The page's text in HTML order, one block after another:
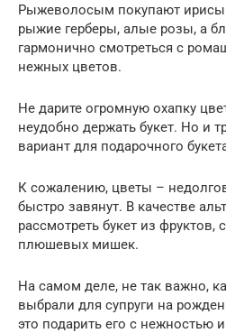
Рыжеволосым покупают
рыжие герберы, алые розы, а
гармонично смотреться с
нежных цветов.
Не дарите огромную охапку
неудобно держать букет. Но и
вариант для подарочного
К сожалению, цветы –
быстро завянут. В качестве
рассмотреть букет из фруктов,
плюшевых мишек.
На самом деле, не так важно,
выбрали для супруги на
это подарить его с нежностью